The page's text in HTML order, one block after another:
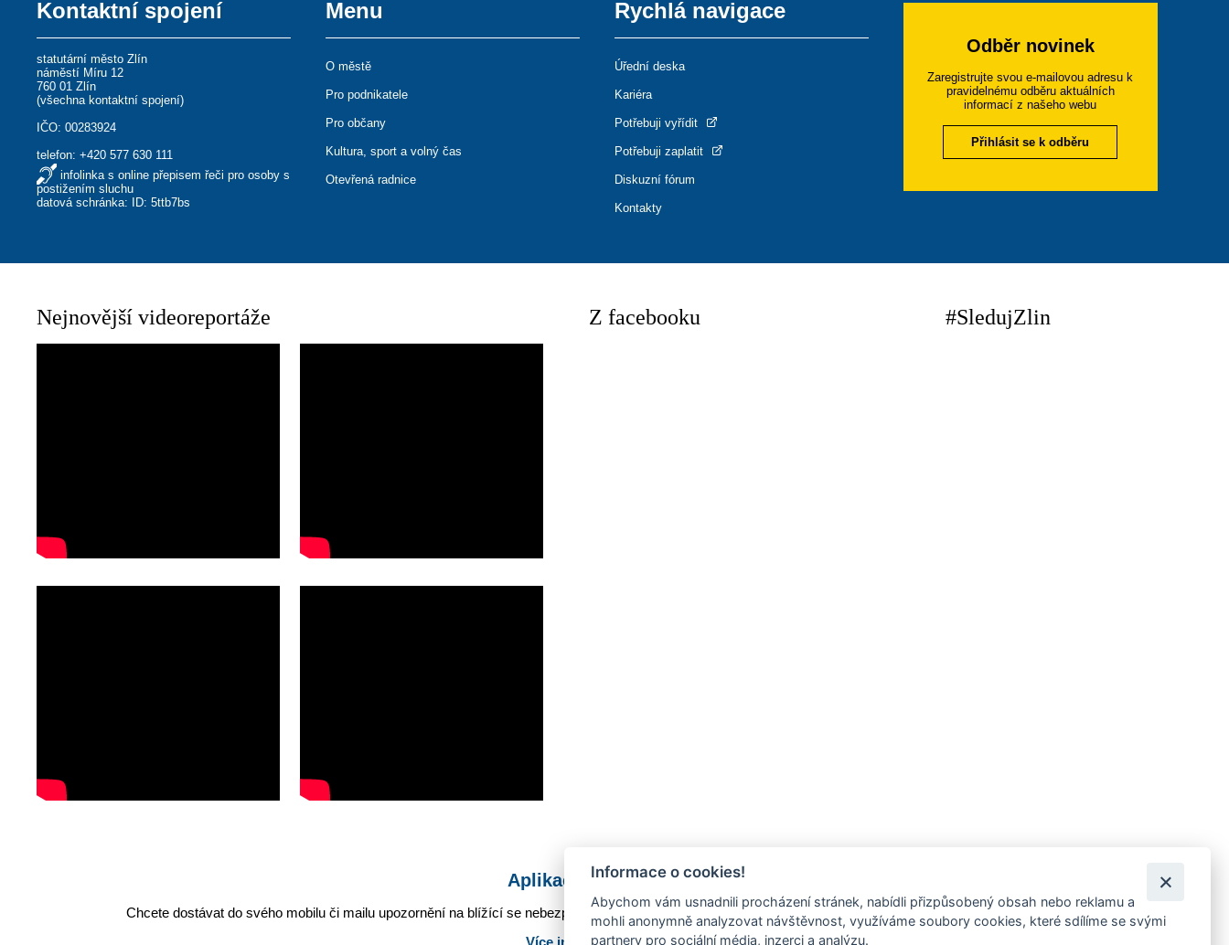
Kontaktní spojení
statutární město Zlín
náměstí Míru 12
760 01 Zlín
(všechna kontaktní spojení)
IČO: 00283924
telefon:+420 577 630 111
infolinka s online přepisem řeči pro osoby s
postižením sluchu
datová schránka: ID: 5ttb7bs
Menu
O městě
Pro podnikatele
Pro občany
Kultura, sport a volný čas
Otevřená radnice
Rychlá navigace
Úřední deska
Kariéra
Potřebuji vyřídit
Potřebuji zaplatit
Diskuzní fórum
Kontakty
Odběr novinek
Zaregistrujte svou e-mailovou adresu k
pravidelnému odběru aktuálních
informací z našeho webu
Přihlásit se k odběru
Nejnovější videoreportáže Z facebooku #SledujZlin
Aplikace Mobilní rozhlas
Chcete dostávat do svého mobilu či mailu upozornění na blížící se nebezpečí, odstávky, poruchy a výpadky energií, ankety, pozvánky na kulturní a sportovní akce?
Více informací o aplikaci
Informace o cookies!
Abychom vám usnadnili procházení stránek, nabídli přizpůsobený obsah nebo reklamu a
mohli anonymně analyzovat návštěvnost, využíváme soubory cookies, které sdílíme se svými
partnery pro sociální média, inzerci a analýzu.